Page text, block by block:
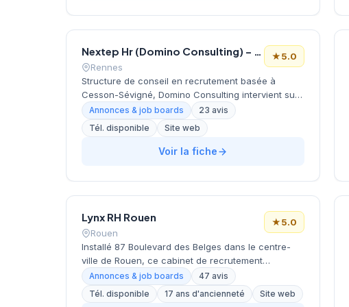
géographique central facilite les rendez-vous avec
les candidats et les entreprises clientes de
l'agglomération bordelaise.
Nextep Hr (Domino Consulting) – Rennes
Rennes
★5.0
Structure de conseil en recrutement basée à
Cesson-Sévigné, Domino Consulting intervient sur
le bassin rennais depuis son adresse de la rue
Claude Chappe. Le cabinet développe une
approche personnalisée du recrutement pour
accompagner les entreprises dans leurs
Annonces & job boards
23 avis
Tél. disponible
Site web
Voir la fiche
Lynx RH Rouen
Rouen
★5.0
Installé 87 Boulevard des Belges dans le centre-
ville de Rouen, ce cabinet de recrutement
développe ses activités de placement et de conseil
en ressources humaines sous la direction de M.
Wirotius. La structure propose des services
Annonces & job boards
47 avis
Tél. disponible
17 ans d'ancienneté Site web